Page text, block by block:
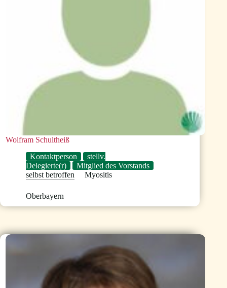
Wolfram Schultheiß
Kontaktperson
stellv.
Delegierte(r)
Mitglied des Vorstands
selbst betroffen
Myositis
Oberbayern